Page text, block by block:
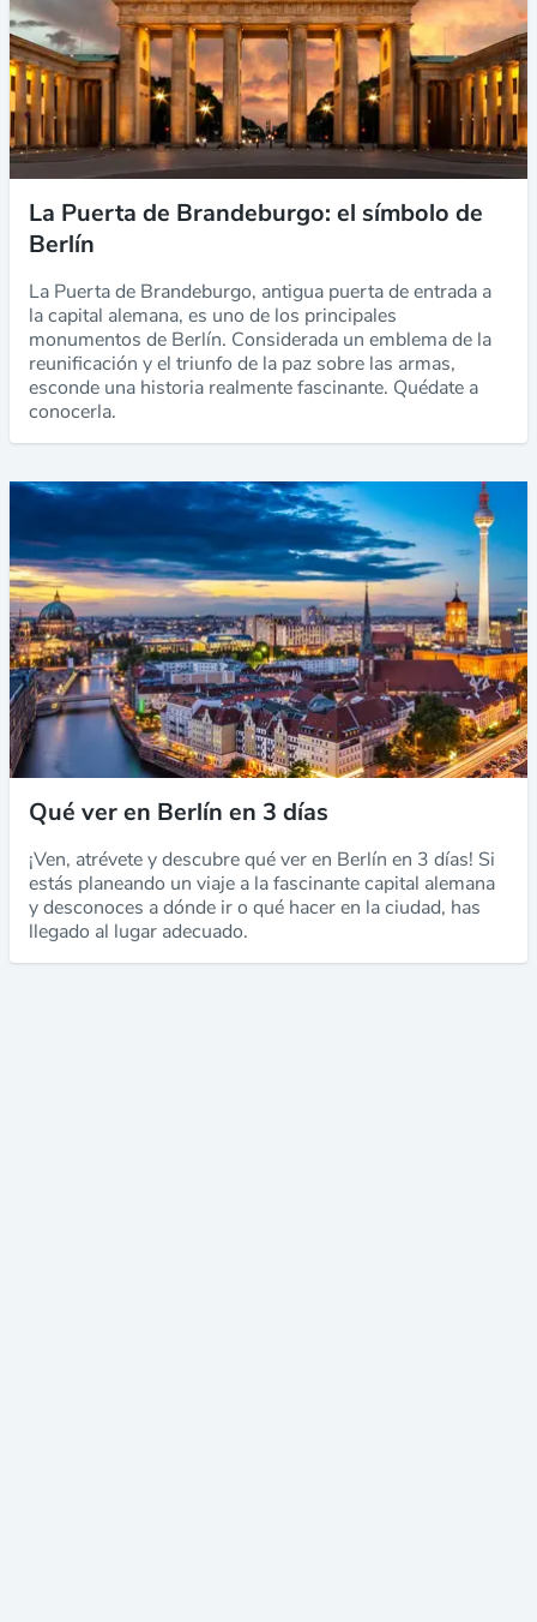
La Puerta de Brandeburgo: el símbolo de
Berlín
La Puerta de Brandeburgo, antigua puerta de entrada a
la capital alemana, es uno de los principales
monumentos de Berlín. Considerada un emblema de la
reunificación y el triunfo de la paz sobre las armas,
esconde una historia realmente fascinante. Quédate a
conocerla.
Qué ver en Berlín en 3 días
¡Ven, atrévete y descubre qué ver en Berlín en 3 días! Si
estás planeando un viaje a la fascinante capital alemana
y desconoces a dónde ir o qué hacer en la ciudad, has
llegado al lugar adecuado.